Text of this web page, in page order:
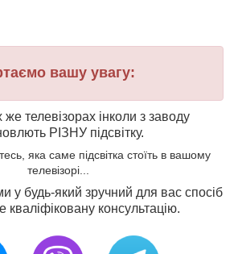
вашу увагу:
же телевізорах інколи з заводу
РІЗНУ підсвітку.
яка саме підсвітка стоїть в вашому
телевізорі...
у будь-який зручний для вас спосіб
кваліфіковану консультацію.